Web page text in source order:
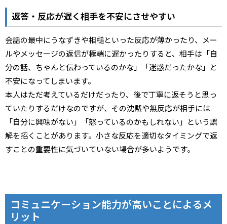
返答・反応が遅く相手を不安にさせやすい
会話の最中にうなずきや相槌といった反応が薄かったり、メー
ルやメッセージの返信が極端に遅かったりすると、相手は「自
分の話、ちゃんと伝わっているのかな」「迷惑だったかな」と
不安になってしまいます。
本人はただ考えているだけだったり、後で丁寧に返そうと思っ
ていたりするだけなのですが、その沈黙や無反応が相手には
「自分に興味がない」「怒っているのかもしれない」という誤
解を招くことがあります。小さな反応を適切なタイミングで返
すことの重要性に気づいていない場合が多いようです。
コミュニケーション能力が高いことによるメ
リット